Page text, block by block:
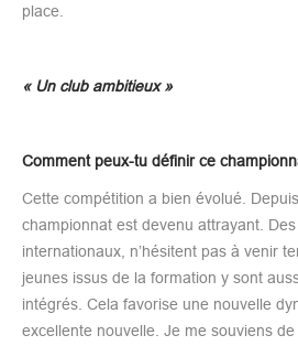
place.
« Un club ambitieux »
Comment peux-tu définir ce
Cette compétition a bien évolué.
championnat est devenu attrayant.
internationaux, n’hésitent pas à venir
jeunes issus de la formation y sont
intégrés. Cela favorise une nouvelle
excellente nouvelle. Je me souviens